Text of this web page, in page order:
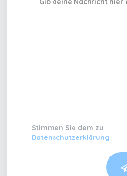
Stimmen Sie dem zu
Datenschutzerklärung